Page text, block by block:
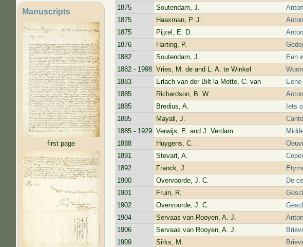
Manuscripts
first page
1875
Soutendam, J.
1875
Haaxman, P. J.
1875
Pijzel, E. D.
1876
Harting, P.
1882
Soutendam, J.
Een
1882 - 1998 Vries, M. de and L. A. te Winkel
1883
Erlach van der Bilt la Motte, C. van
1885
Richardson, B. W.
1885
Bredius, A.
Iets
1885
Mayall, J.
1885 - 1929 Verwijs, E. and J. Verdam
1888
Huygens, C.
1891
Stevart, A.
1892
Franck, J.
1900
Overvoorde, J. C.
De
1901
Fruin, R.
1902
Overvoorde, J. C.
1904
Servaas van Rooyen, A. J.
1906
Servaas van Rooyen, A. J.
1909
Sirks, M.